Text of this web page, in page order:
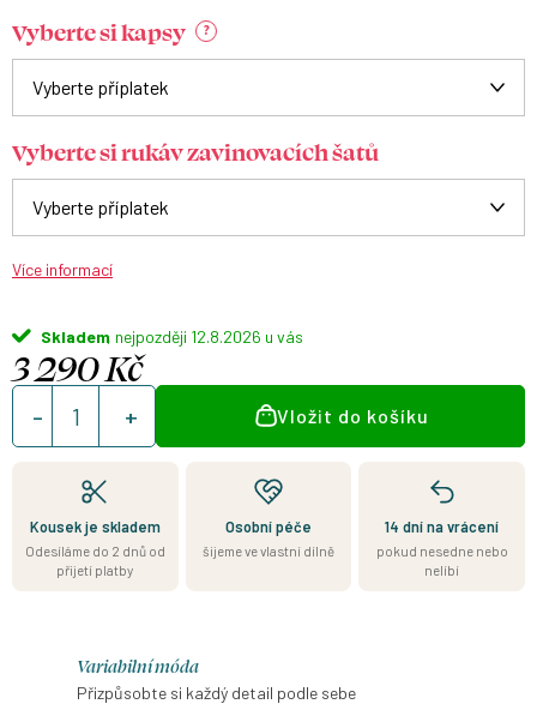
Vyberte si kapsy ?
Vyberte si rukáv zavinovacích šatů
Více informací
Skladem 12.8.2026
3 290 Kč
Měrná
cena:
Vložit do košíku
Kousek je skladem
Odesíláme do 2 dnů od
přijetí platby
Osobní péče
šijeme ve vlastní dílně
14 dní na vrácení
pokud nesedne nebo
nelíbí
Variabilní móda
Přizpůsobte si každý detail podle sebe